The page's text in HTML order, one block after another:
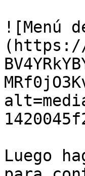
![Menú
(https://
Luego